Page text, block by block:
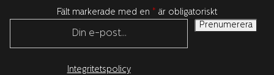
Fält markerade med en * är obligatoriskt
Integritetspolicy